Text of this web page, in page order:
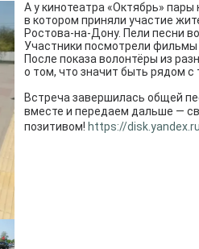
А у кинотеатра «Октябрь»
в котором приняли участие
Ростова-на-Дону. Пели песни
Участники посмотрели фильмы
После показа волонтёры из
о том, что значит быть рядом с
Встреча завершилась общей
вместе и передаем дальше —
позитивом! https://